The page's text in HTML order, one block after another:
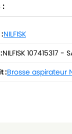
NILFISK
NILFISK 107415317 -
:Brosse aspirateur